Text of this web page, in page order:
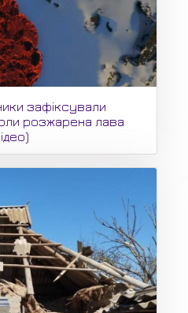
зафіксували
розжарена лава